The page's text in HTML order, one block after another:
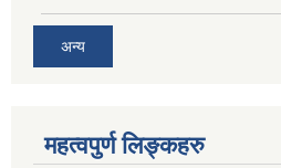
अन्य
महत्वपुर्ण लिङ्कहरु